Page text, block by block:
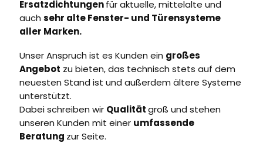
Ersatzdichtungenfür aktuelle, mittelalte und
auch sehr alte Fenster- und Türensysteme
aller Marken.
Unser Anspruch ist es Kunden ein großes
Angebot zu bieten, das technisch stets auf dem
neuesten Stand ist und außerdem ältere Systeme
unterstützt.
Dabei schreiben wir Qualitätgroß und stehen
unseren Kunden mit einer umfassende
Beratung zur Seite.